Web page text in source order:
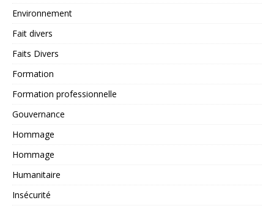
Environnement
Fait divers
Faits Divers
Formation
Formation professionnelle
Gouvernance
Hommage
Hommage
Humanitaire
Insécurité